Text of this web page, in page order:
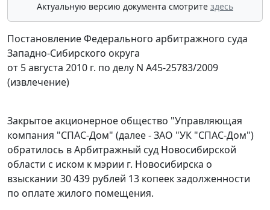
Актуальную версию документа смотрите здесь
Постановление Федерального арбитражного суда
Западно-Сибирского округа
от 5 августа 2010 г. по делу N А45-25783/2009
(извлечение)
Закрытое акционерное общество "Управляющая
компания "СПАС-Дом" (далее - ЗАО "УК "СПАС-Дом")
обратилось в Арбитражный суд Новосибирской
области с иском к мэрии г. Новосибирска о
взыскании 30 439 рублей 13 копеек задолженности
по оплате жилого помещения.